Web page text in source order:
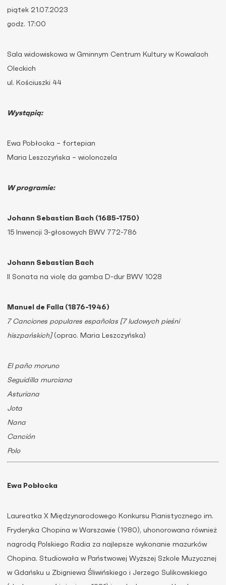
piątek 21.07.2023
godz. 17:00
Sala widowiskowa w Gminnym Centrum Kultury w Kowalach
Oleckich
ul. Kościuszki 44
Wystąpią:
Ewa Pobłocka – fortepian
Maria Leszczyńska – wiolonczela
W programie:
Johann Sebastian Bach (1685-1750)
15 Inwencji 3-głosowych BWV 772-786
Johann Sebastian Bach
II Sonata na violę da gamba D-dur BWV 1028
Manuel de Falla (1876-1946)
7 Canciones populares españolas [7 ludowych pieśni
hiszpańskich](oprac. Maria Leszczyńska)
El paño moruno
Seguidilla murciana
Asturiana
Jota
Nana
Canción
Polo
Ewa Pobłocka
Laureatka X Międzynarodowego Konkursu Pianistycznego im.
Fryderyka Chopina w Warszawie (1980), uhonorowana również
nagrodą Polskiego Radia za najlepsze wykonanie mazurków
Chopina. Studiowała w Państwowej Wyższej Szkole Muzycznej
w Gdańsku u Zbigniewa Śliwińskiego i Jerzego Sulikowskiego